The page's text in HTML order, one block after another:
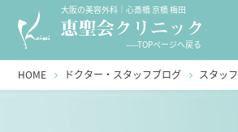
大阪の美容外科｜心斎橋 京橋 梅田
-----TOPページへ戻る
HOME ドクター・スタッフブログ スタッフ